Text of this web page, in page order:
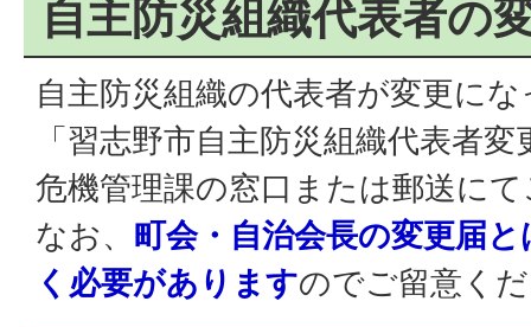
自主防災組織代表者の
自主防災組織の代表者が変更に
「習志野市自主防災組織代表者
危機管理課の窓口または郵送に
なお、 町会・自治会長の変更届
く必要がありますのでご留意く